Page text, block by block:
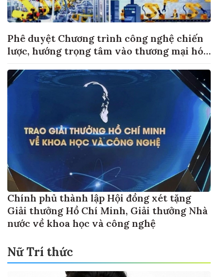
Phê duyệt Chương trình công nghệ chiến
lược, hướng trọng tâm vào thương mại hóa
Chính phủ thành lập Hội đồng xét tặng
Giải thưởng Hồ Chí Minh, Giải thưởng Nhà
nước về khoa học và công nghệ
Nữ Trí thức